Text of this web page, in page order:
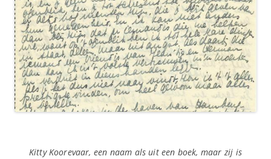
Kitty Koorevaar, een naam als uit een boek, maar zij is